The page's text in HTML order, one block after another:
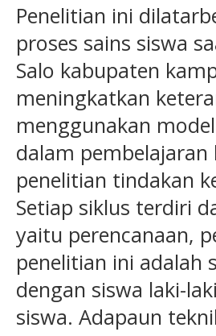
Penelitian ini
proses sains siswa
Salo kabupaten
meningkatkan
menggunakan
dalam pembelajaran
penelitian tindakan
Setiap siklus terdiri
yaitu perencanaan,
penelitian ini adalah
dengan siswa laki-
siswa. Adapaun